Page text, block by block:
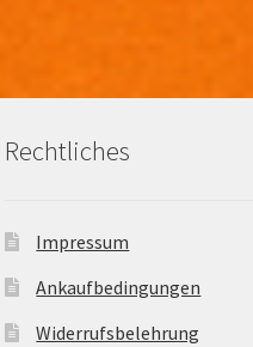
Rechtliches
Impressum
Ankaufbedingungen
Widerrufsbelehrung